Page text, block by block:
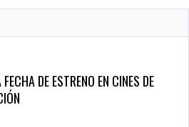
DE ESTRENO EN CINES DE